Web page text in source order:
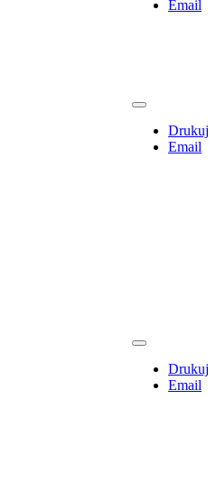
Email
Drukuj
Email
Drukuj
Email